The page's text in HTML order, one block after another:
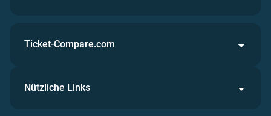
Ticket-Compare.com
Nützliche Links